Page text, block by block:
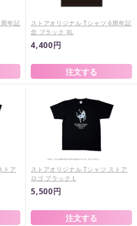
年記
ストアオリジナル Tシャツ 6周年記
念 ブラック XL
4,400円
トア
ストアオリジナル Tシャツ ストア
ロゴ ブラック L
5,500円